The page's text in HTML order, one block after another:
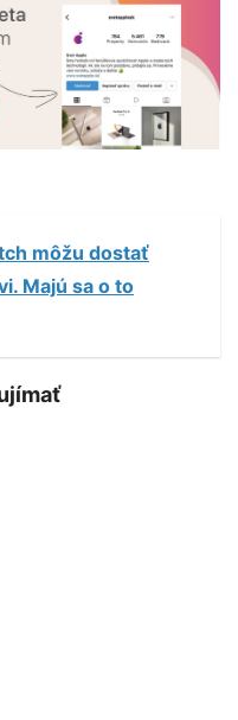
môžu dostať
Majú sa o to